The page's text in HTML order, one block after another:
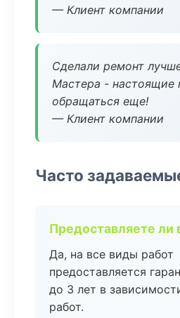
— Клиент компании
Сделали ремонт
Мастера - настоящие
обращаться еще!
— Клиент компании
Часто
Предоставляете ли
Да, на все виды работ
предоставляется
до 3 лет в
работ.